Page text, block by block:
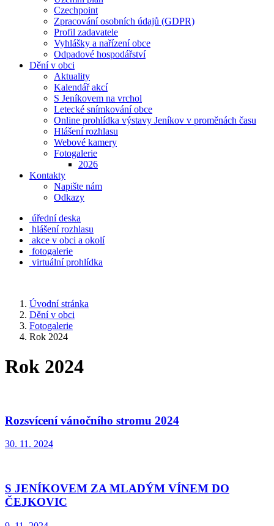
Czechpoint
Zpracování osobních údajů (GDPR)
Profil zadavatele
Vyhlášky a nařízení obce
Odpadové hospodářství
Dění v obci
Aktuality
Kalendář akcí
S Jeníkovem na vrchol
Letecké snímkování obce
Online prohlídka výstavy Jeníkov v proměnách času
Hlášení rozhlasu
Webové kamery
Fotogalerie
2026
Kontakty
Napište nám
Odkazy
úřední deska
hlášení rozhlasu
akce v obci a okolí
fotogalerie
virtuální prohlídka
Úvodní stránka
Dění v obci
Fotogalerie
Rok 2024
Rok 2024
Rozsvícení vánočního stromu 2024
30. 11. 2024
S JENÍKOVEM ZA MLADÝM VÍNEM DO
ČEJKOVIC